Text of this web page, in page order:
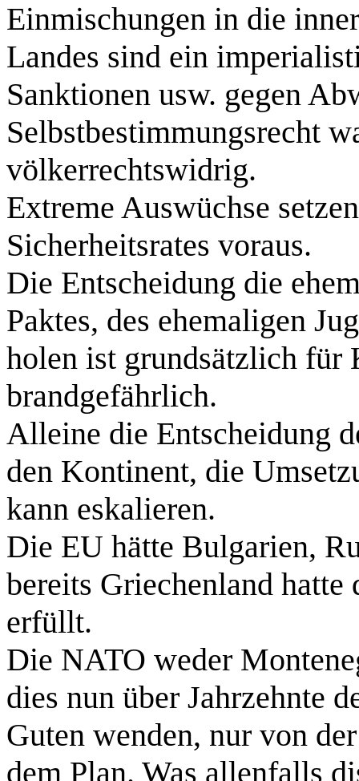
Einmischungen in die
Landes sind ein
Sanktionen usw. gegen
Selbstbestimmungsrecht
völkerrechtswidrig.
Extreme Auswüchse
Sicherheitsrates voraus.
Die Entscheidung die
Paktes, des ehemaligen
holen ist grundsätzlich für
brandgefährlich.
Alleine die Entscheidung
den Kontinent, die
kann eskalieren.
Die EU hätte Bulgarien,
bereits Griechenland
erfüllt.
Die NATO weder
dies nun über Jahrzehnte
Guten wenden, nur von
dem Plan. Was allenfalls